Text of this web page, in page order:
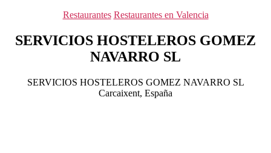
Categorías
Restaurantes Restaurantes en Valencia
SERVICIOS HOSTELEROS GOMEZ
NAVARRO SL
SERVICIOS HOSTELEROS GOMEZ NAVARRO SL
Carcaixent, España